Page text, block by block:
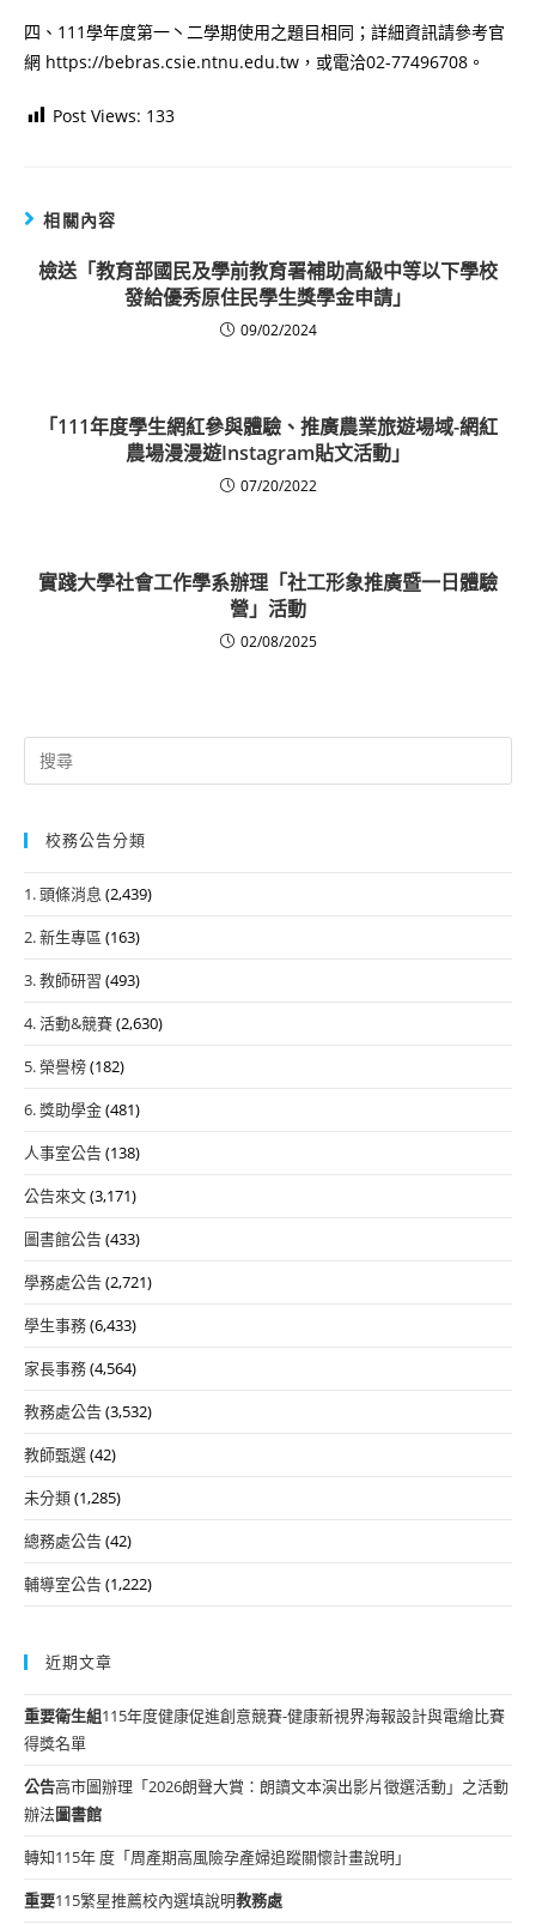
四、111學年度第一丶二學期使用之題目相同；詳細資訊請參考官
網 https://bebras.csie.ntnu.edu.tw，或電洽02-77496708。
Post Views: 133
相關內容
檢送「教育部國民及學前教育署補助高級中等以下學校
發給優秀原住民學生獎學金申請」
09/02/2024
「111年度學生網紅參與體驗、推廣農業旅遊場域-網紅
農場漫漫遊Instagram貼文活動」
07/20/2022
實踐大學社會工作學系辦理「社工形象推廣暨一日體驗
營」活動
02/08/2025
Search
for:
校務公告分類
1. 頭條消息 (2,439)
2. 新生專區 (163)
3. 教師研習 (493)
4. 活動&競賽(2,630)
5. 榮譽榜(182)
6. 獎助學金(481)
人事室公告(138)
公告來文(3,171)
圖書館公告(433)
學務處公告(2,721)
學生事務(6,433)
家長事務(4,564)
教務處公告(3,532)
教師甄選(42)
未分類(1,285)
總務處公告(42)
輔導室公告(1,222)
近期文章
重要衛生組115年度健康促進創意競賽-健康新視界海報設計與電繪比賽
得獎名單
公告高市圖辦理「2026朗聲大賞：朗讀文本演出影片徵選活動」之活動
辦法圖書館
轉知115年 度「周產期高風險孕產婦追蹤關懷計畫說明」
重要115繁星推薦校內選填說明教務處